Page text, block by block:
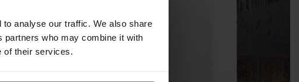
analyse our traffic. We also share
partners who may combine it with
of their services.